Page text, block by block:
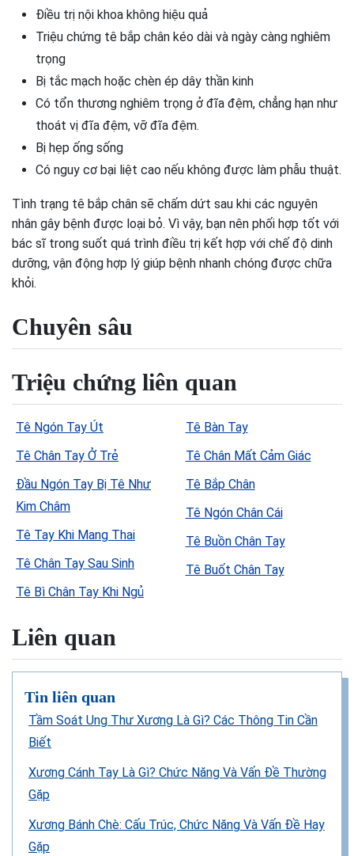
Điều trị nội khoa không hiệu quả
Triệu chứng tê bắp chân kéo dài và ngày càng nghiêm
trọng
Bị tắc mạch hoặc chèn ép dây thần kinh
Có tổn thương nghiêm trọng ở đĩa đệm, chẳng hạn như
thoát vị đĩa đệm, vỡ đĩa đệm.
Bị hẹp ống sống
Có nguy cơ bại liệt cao nếu không được làm phẫu thuật.
Tình trạng tê bắp chân sẽ chấm dứt sau khi các nguyên
nhân gây bệnh được loại bỏ. Vì vậy, bạn nên phối hợp tốt với
bác sĩ trong suốt quá trình điều trị kết hợp với chế độ dinh
dưỡng, vận động hợp lý giúp bệnh nhanh chóng được chữa
khỏi.
Chuyên sâu
Triệu chứng liên quan
Tê Ngón Tay Út
Tê Chân Tay Ở Trẻ
Đầu Ngón Tay Bị Tê Như
Kim Châm
Tê Tay Khi Mang Thai
Tê Chân Tay Sau Sinh
Tê Bì Chân Tay Khi Ngủ
Tê Bàn Tay
Tê Chân Mất Cảm Giác
Tê Bắp Chân
Tê Ngón Chân Cái
Tê Buồn Chân Tay
Tê Buốt Chân Tay
Liên quan
Tin liên quan
Tầm Soát Ung Thư Xương Là Gì? Các Thông Tin Cần
Biết
Xương Cánh Tay Là Gì? Chức Năng Và Vấn Đề Thường
Gặp
Xương Bánh Chè: Cấu Trúc, Chức Năng Và Vấn Đề Hay
Gặp